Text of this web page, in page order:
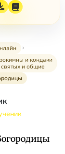
и кондаки
и общие